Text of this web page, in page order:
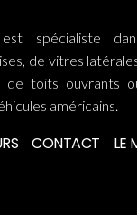
spécialiste
de vitres
toits ouvrants
américains.
CONTACT LE